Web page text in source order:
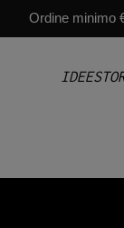
Ordine minimo